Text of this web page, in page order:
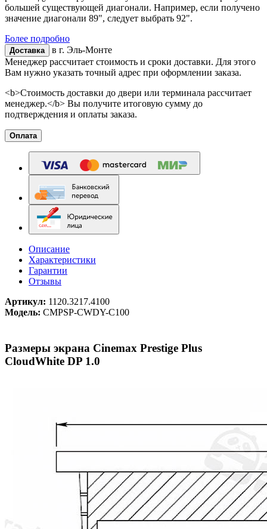
большей существующей диагонали. Например, если получено
значение диагонали 89", следует выбрать 92".
Более подробно
Доставка в г. Эль-Монте
Менеджер рассчитает стоимость и сроки доставки. Для этого
Вам нужно указать точный адрес при оформлении заказа.
<b>Стоимость доставки до двери или терминала рассчитает
менеджер.</b> Вы получите итоговую сумму до
подтверждения и оплаты заказа.
Оплата
Описание
Характеристики
Гарантии
Отзывы
Артикул: 1120.3217.4100
Модель: CMPSP-CWDY-C100
Размеры экрана Cinemax Prestige Plus
CloudWhite DP 1.0